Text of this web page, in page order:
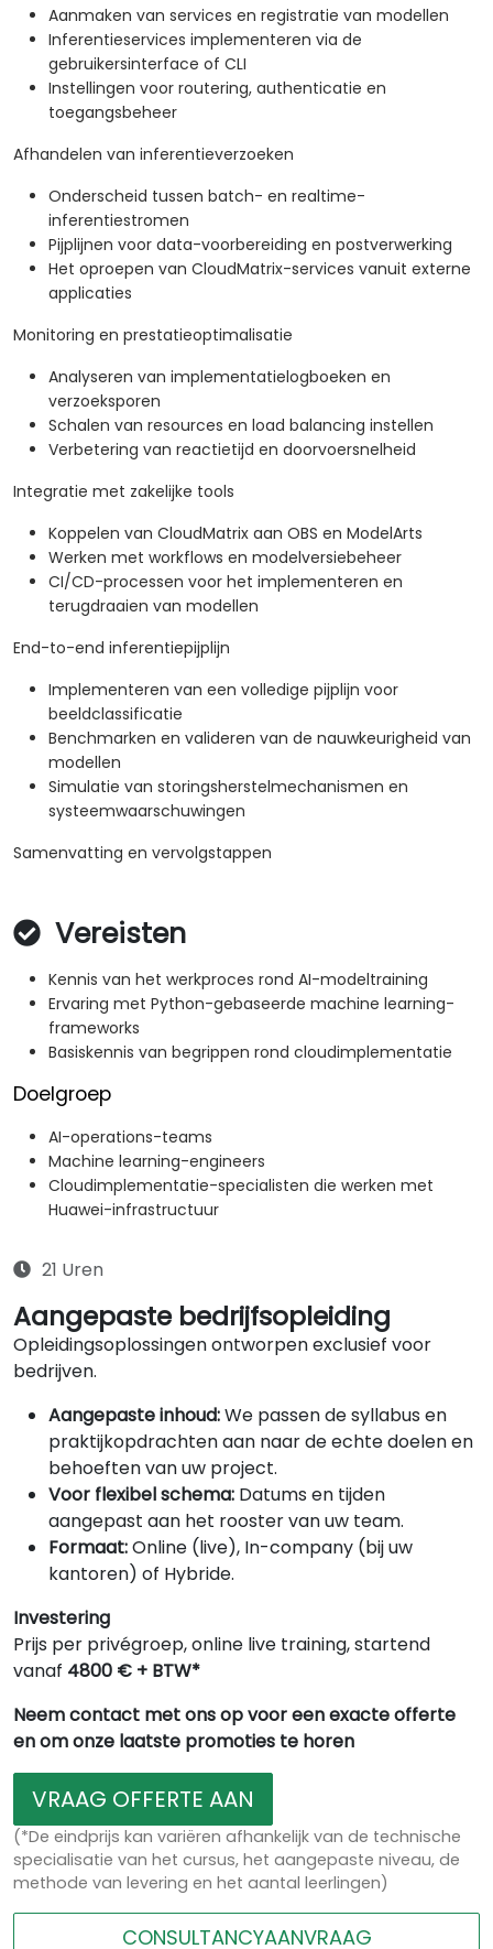
Aanmaken van services en registratie van modellen
Inferentieservices implementeren via de
gebruikersinterface of CLI
Instellingen voor routering, authenticatie en
toegangsbeheer
Afhandelen van inferentieverzoeken
Onderscheid tussen batch- en realtime-
inferentiestromen
Pijplijnen voor data-voorbereiding en postverwerking
Het oproepen van CloudMatrix-services vanuit externe
applicaties
Monitoring en prestatieoptimalisatie
Analyseren van implementatielogboeken en
verzoeksporen
Schalen van resources en load balancing instellen
Verbetering van reactietijd en doorvoersnelheid
Integratie met zakelijke tools
Koppelen van CloudMatrix aan OBS en ModelArts
Werken met workflows en modelversiebeheer
CI/CD-processen voor het implementeren en
terugdraaien van modellen
End-to-end inferentiepijplijn
Implementeren van een volledige pijplijn voor
beeldclassificatie
Benchmarken en valideren van de nauwkeurigheid van
modellen
Simulatie van storingsherstelmechanismen en
systeemwaarschuwingen
Samenvatting en vervolgstappen
Vereisten
Kennis van het werkproces rond AI-modeltraining
Ervaring met Python-gebaseerde machine learning-
frameworks
Basiskennis van begrippen rond cloudimplementatie
Doelgroep
AI-operations-teams
Machine learning-engineers
Cloudimplementatie-specialisten die werken met
Huawei-infrastructuur
21 Uren
Aangepaste bedrijfsopleiding
Opleidingsoplossingen ontworpen exclusief voor
bedrijven.
Aangepaste inhoud:We passen de syllabus en
praktijkopdrachten aan naar de echte doelen en
behoeften van uw project.
Voor flexibel schema: Datums en tijden
aangepast aan het rooster van uw team.
Formaat:Online (live), In-company (bij uw
kantoren) of Hybride.
Investering
Prijs per privégroep, online live training, startend
vanaf 4800 € + BTW*
Neem contact met ons op voor een exacte offerte
en om onze laatste promoties te horen
VRAAG OFFERTE AAN
(*De eindprijs kan variëren afhankelijk van de technische
specialisatie van het cursus, het aangepaste niveau, de
methode van levering en het aantal leerlingen)
CONSULTANCYAANVRAAG